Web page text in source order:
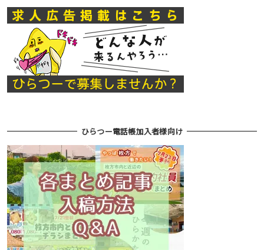
ひらつー電話帳加入者様向け